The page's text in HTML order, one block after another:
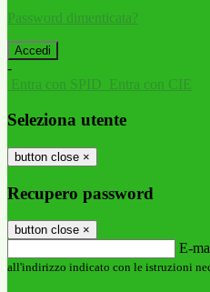
Password dimenticata?
-
Entra con SPID Entra con CIE
Seleziona utente
button close ×
Recupero password
button close ×
E-
all'indirizzo indicato con le istruzioni